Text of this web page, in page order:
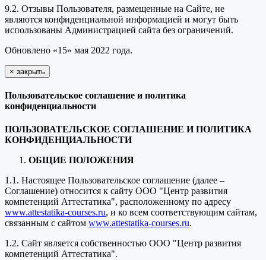
9.2. Отзывы Пользователя, размещенные на Сайте, не
являются конфиденциальной информацией и могут быть
использованы Администрацией сайта без ограничений.
Обновлено «15» мая 2022 года.
× закрыть
Пользовательское соглашение и политика
конфиденциальности
ПОЛЬЗОВАТЕЛЬСКОЕ СОГЛАШЕНИЕ И ПОЛИТИКА
КОНФИДЕНЦИАЛЬНОСТИ
ОБЩИЕ ПОЛОЖЕНИЯ
1.1. Настоящее Пользовательское соглашение (далее –
Соглашение) относится к сайту ООО "Центр развития
компетенций Аттестатика", расположенному по адресу
www.attestatika-courses.ru, и ко всем соответствующим сайтам,
связанным с сайтом www.attestatika-courses.ru.
1.2. Сайт является собственностью ООО "Центр развития
компетенций Аттестатика".